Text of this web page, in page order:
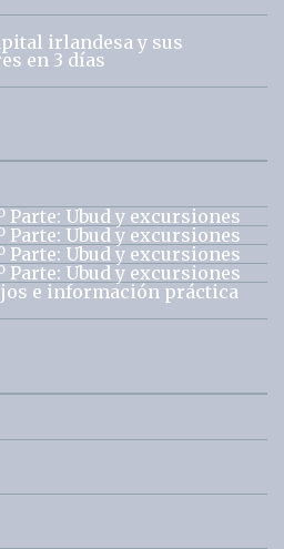
irlandesa y sus
en 3 días
Parte: Ubud y excursiones
Parte: Ubud y excursiones
Parte: Ubud y excursiones
Parte: Ubud y excursiones
e información práctica